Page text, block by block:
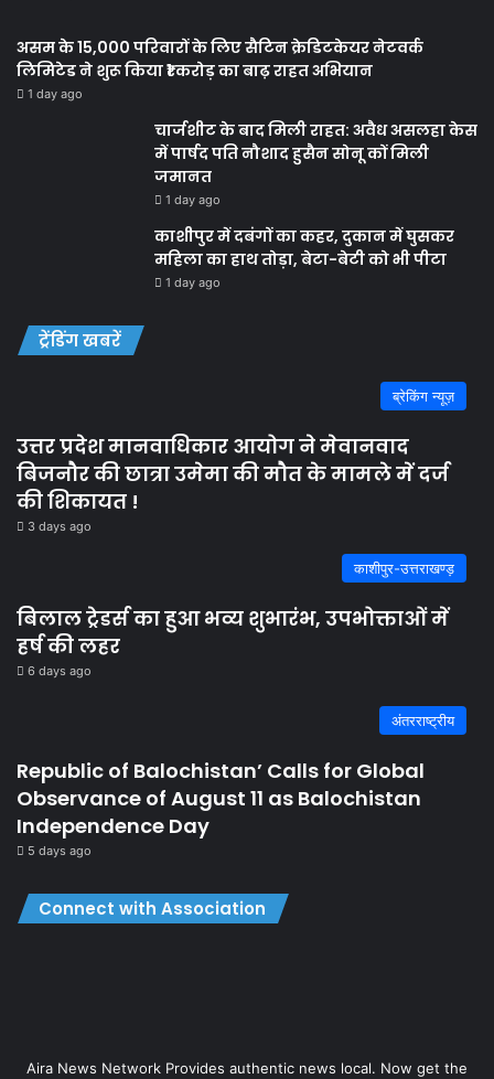
असम के 15,000 परिवारों के लिए सैटिन क्रेडिटकेयर नेटवर्क
लिमिटेड ने शुरू किया ₹1 करोड़ का बाढ़ राहत अभियान
1 day ago
चार्जशीट के बाद मिली राहत: अवैध असलहा केस
में पार्षद पति नौशाद हुसैन सोनू कों मिली
जमानत
1 day ago
काशीपुर में दबंगों का कहर, दुकान में घुसकर
महिला का हाथ तोड़ा, बेटा-बेटी को भी पीटा
1 day ago
ट्रेंडिंग खबरें
ब्रेकिंग न्यूज़
उत्तर प्रदेश मानवाधिकार आयोग ने मेवानवाद
बिजनौर की छात्रा उमेमा की मौत के मामले में दर्ज
की शिकायत !
3 days ago
काशीपुर-उत्तराखण्ड़
बिलाल ट्रेडर्स का हुआ भव्य शुभारंभ, उपभोक्ताओं में
हर्ष की लहर
6 days ago
अंतरराष्ट्रीय
Republic of Balochistan’ Calls for Global
Observance of August 11 as Balochistan
Independence Day
5 days ago
Connect with Association
Aira News Network Provides authentic news local. Now get the